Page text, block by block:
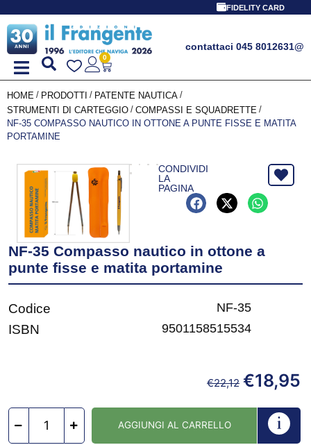
FIDELITY CARD
contattaci 045 8012631@
0
HOME / PRODOTTI / PATENTE NAUTICA /
STRUMENTI DI CARTEGGIO / COMPASSI E SQUADRETTE /
NF-35 COMPASSO NAUTICO IN OTTONE A PUNTE FISSE E MATITA
PORTAMINE
CONDIVIDI
LA
PAGINA
NF-35 Compasso nautico in ottone a
punte fisse e matita portamine
Codice NF-35
ISBN 9501158515534
€22,12 €18,95
AGGIUNGI AL CARRELLO